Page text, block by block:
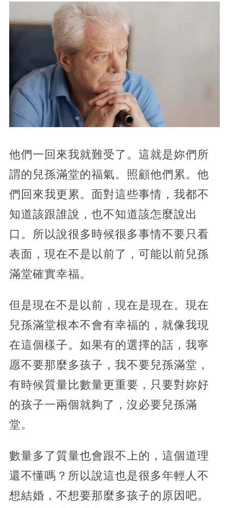
他們一回來我就難受了。這就是妳們所
謂的兒孫滿堂的福氣。照顧他們累。他
們回來我更累。面對這些事情，我都不
知道該跟誰說，也不知道該怎麼說出
口。所以說很多時候很多事情不要只看
表面，現在不是以前了，可能以前兒孫
滿堂確實幸福。
但是現在不是以前，現在是現在。現在
兒孫滿堂根本不會有幸福的，就像我現
在這個樣子。如果有的選擇的話，我寧
愿不要那麼多孩子，我不要兒孫滿堂，
有時候質量比數量更重要，只要對妳好
的孩子一兩個就夠了，沒必要兒孫滿
堂。
數量多了質量也會跟不上的，這個道理
還不懂嗎？所以說這也是很多年輕人不
想結婚，不想要那麼多孩子的原因吧。